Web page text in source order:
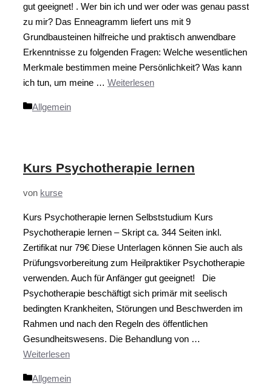
gut geeignet! . Wer bin ich und wer oder was genau passt
zu mir? Das Enneagramm liefert uns mit 9
Grundbausteinen hilfreiche und praktisch anwendbare
Erkenntnisse zu folgenden Fragen: Welche wesentlichen
Merkmale bestimmen meine Persönlichkeit? Was kann
ich tun, um meine … Weiterlesen
Kategorien
Allgemein
Kurs Psychotherapie lernen
von kurse
Kurs Psychotherapie lernen Selbststudium Kurs
Psychotherapie lernen – Skript ca. 344 Seiten inkl.
Zertifikat nur 79€ Diese Unterlagen können Sie auch als
Prüfungsvorbereitung zum Heilpraktiker Psychotherapie
verwenden. Auch für Anfänger gut geeignet! Die
Psychotherapie beschäftigt sich primär mit seelisch
bedingten Krankheiten, Störungen und Beschwerden im
Rahmen und nach den Regeln des öffentlichen
Gesundheitswesens. Die Behandlung von …
Weiterlesen
Kategorien
Allgemein